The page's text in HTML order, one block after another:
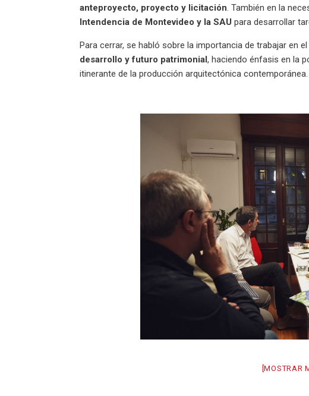
anteproyecto, proyecto y licitación. También en la
Intendencia de Montevideo y la SAU para desarrollar
Para cerrar, se habló sobre la importancia de trabajar en
desarrollo y futuro patrimonial, haciendo énfasis en la
itinerante de la producción arquitectónica contemporánea.
[MOSTRAR